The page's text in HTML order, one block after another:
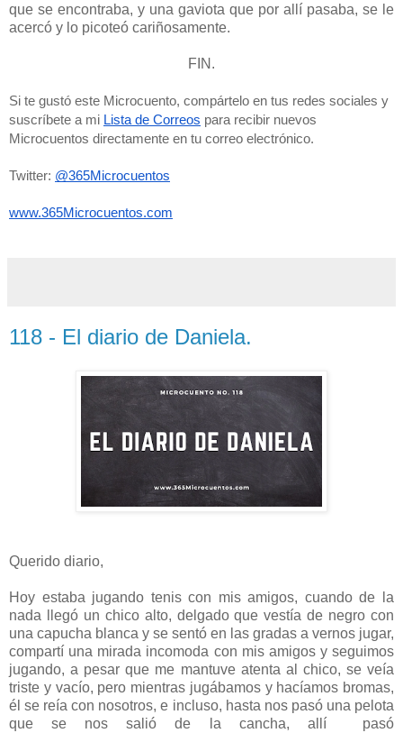
que se encontraba, y una gaviota que por allí pasaba, se le
acercó y lo picoteó cariñosamente.
FIN.
Si te gustó este Microcuento, compártelo en tus redes sociales y
suscríbete a mi Lista de Correos para recibir nuevos
Microcuentos directamente en tu correo electrónico.
Twitter: @365Microcuentos
www.365Microcuentos.com
118 - El diario de Daniela.
Querido diario,
Hoy estaba jugando tenis con mis amigos, cuando de la
nada llegó un chico alto, delgado que vestía de negro con
una capucha blanca y se sentó en las gradas a vernos jugar,
compartí una mirada incomoda con mis amigos y seguimos
jugando, a pesar que me mantuve atenta al chico, se veía
triste y vacío, pero mientras jugábamos y hacíamos bromas,
él se reía con nosotros, e incluso, hasta nos pasó una pelota
que se nos salió de la cancha, allí pasó